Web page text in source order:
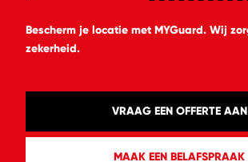
Bescherm je locatie met MYGuard. Wij
zekerheid.
VRAAG EEN OFFERTE AAN
MAAK EEN BELAFSPRAAK